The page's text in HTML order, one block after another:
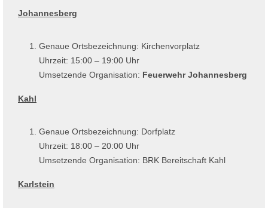
Johannesberg
Genaue Ortsbezeichnung: Kirchenvorplatz
Uhrzeit: 15:00 – 19:00 Uhr
Umsetzende Organisation: Feuerwehr Johannesberg
Kahl
Genaue Ortsbezeichnung: Dorfplatz
Uhrzeit: 18:00 – 20:00 Uhr
Umsetzende Organisation: BRK Bereitschaft Kahl
Karlstein